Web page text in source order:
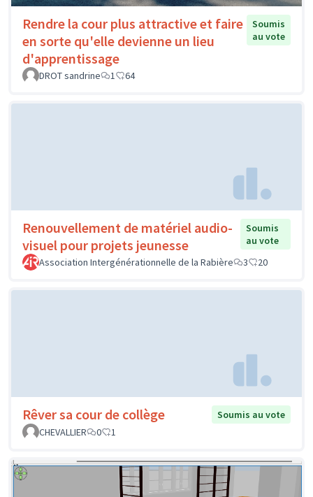
Rendre la cour plus attractive et faire
en sorte qu'elle devienne un lieu
d'apprentissage
Soumis
au vote
DROT sandrine 1 64
Renouvellement de matériel audio-
visuel pour projets jeunesse
Soumis
au vote
Association Intergénérationnelle de la Rabière
3 20
Rêver sa cour de collège
Soumis au vote
CHEVALLIER
0 1